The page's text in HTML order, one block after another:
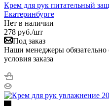
Крем для рук питательный
Екатеринбурге
Нет в наличии
278 руб./шт
Под заказ
Наши менеджеры обязательно
условия заказа